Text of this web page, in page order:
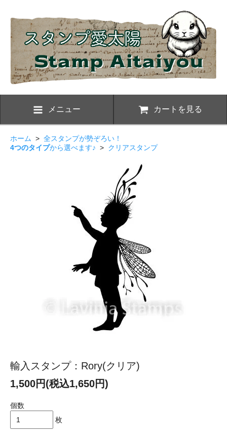
メニュー カートを見る
ホーム > 全スタンプが勢ぞろい！
4つのタイプから選べます♪ > クリアスタンプ
輸入スタンプ：Rory(クリア)
1,500円(税込1,650円)
個数
枚